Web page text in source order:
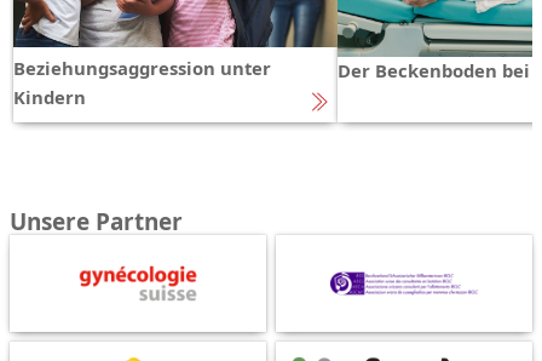
Beziehungsaggression unter
Kindern
Der Beckenboden bei
Unsere Partner